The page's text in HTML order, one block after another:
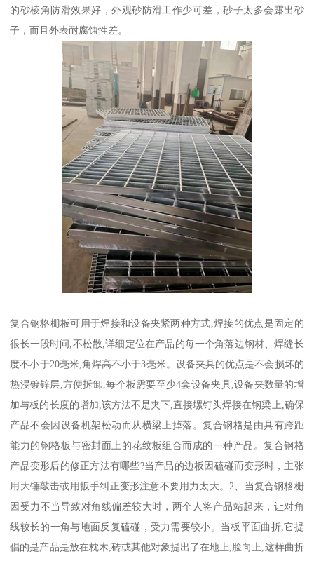
的砂棱角防滑效果好，外观砂防滑工作少可差，砂子太多会露出砂
子，而且外表耐腐蚀性差。
复合钢格栅板可用于焊接和设备夹紧两种方式,焊接的优点是固定的
很长一段时间,不松散,详细定位在产品的每一个角落边钢材、焊缝长
度不小于20毫米,角焊高不小于3毫米。设备夹具的优点是不会损坏的
热浸镀锌层,方便拆卸,每个板需要至少4套设备夹具,设备夹数量的增
加与板的长度的增加,该方法不是夹下,直接螺钉头焊接在钢梁上,确保
产品不会因设备机架松动而从横梁上掉落。复合钢格是由具有跨距
能力的钢格板与密封面上的花纹板组合而成的一种产品。复合钢格
产品变形后的修正方法有哪些?当产品的边板因磕碰而变形时，主张
用大锤敲击或用扳手纠正变形注意不要用力太大。2、当复合钢格栅
因受力不当导致对角线偏差较大时，两个人将产品站起来，让对角
线较长的一角与地面反复磕碰，受力需要较小。当板平面曲折,它提
倡的是产品是放在枕木,砖或其他对象提出了在地上,脸向上,这样曲折